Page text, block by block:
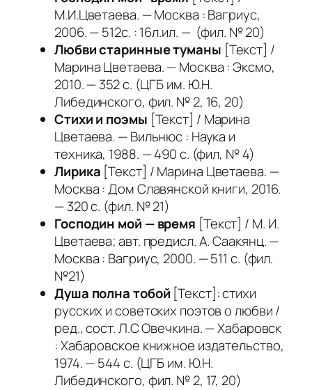
М.И.Цветаева. — Москва : Вагриус,
2006. — 512с. : 16л.ил. — (фил. № 20)
Любви старинные туманы [Текст] /
Марина Цветаева. — Москва : Эксмо,
2010. — 352 с. (ЦГБ им. Ю.Н.
Либединского, фил. № 2, 16, 20)
Стихи и поэмы [Текст] / Марина
Цветаева. — Вильнюс : Наука и
техника, 1988. — 490 с. (фил, № 4)
Лирика [Текст] / Марина Цветаева. —
Москва : Дом Славянской книги, 2016.
— 320 с. (фил. № 21)
Господин мой — время [Текст] / М. И.
Цветаева; авт. предисл. А. Саакянц. —
Москва : Вагриус, 2000. — 511 с. (фил.
№21)
Душа полна тобой [Текст]: стихи
русских и советских поэтов о любви /
ред., сост. Л.С Овечкина. — Хабаровск
: Хабаровское книжное издательство,
1974. — 544 с. (ЦГБ им. Ю.Н.
Либединского, фил. № 2, 17, 20)